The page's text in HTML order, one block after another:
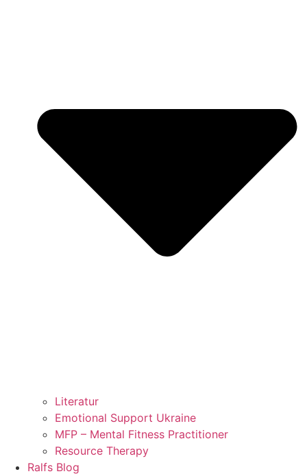
Literatur
Emotional Support Ukraine
MFP – Mental Fitness Practitioner
Resource Therapy
Ralfs Blog